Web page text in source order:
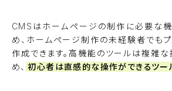
CMSはホームページの制作に必要な
め、ホームページ制作の未経験者でも
作成できます。高機能のツールは複雑
め、 初心者は直感的な操作ができるツー